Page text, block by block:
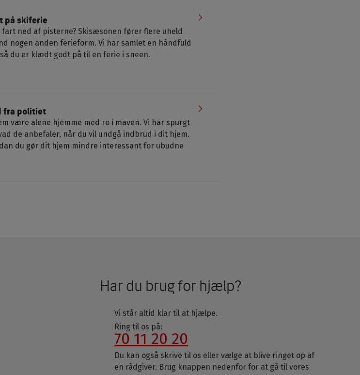
på skiferie
fart ned af pisterne? Skisæsonen fører flere uheld
nogen anden ferieform. Vi har samlet en håndfuld
du er klædt godt på til en ferie i sneen.
fra politiet
være alene hjemme med ro i maven. Vi har spurgt
de anbefaler, når du vil undgå indbrud i dit hjem.
du gør dit hjem mindre interessant for ubudne
Har du brug for hjælp?
Vi står altid klar til at hjælpe.
Ring til os på:
70 11 20 20
Du kan også skrive til os eller vælge at blive ringet op af
en rådgiver. Brug knappen nedenfor for at gå til vores